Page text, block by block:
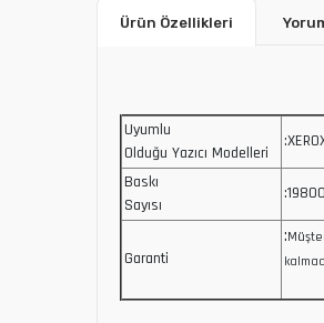
Ürün Özellikleri
Uyumlu
Olduğu Yazıcı Modelleri
Baskı
Sayısı
Garanti
: